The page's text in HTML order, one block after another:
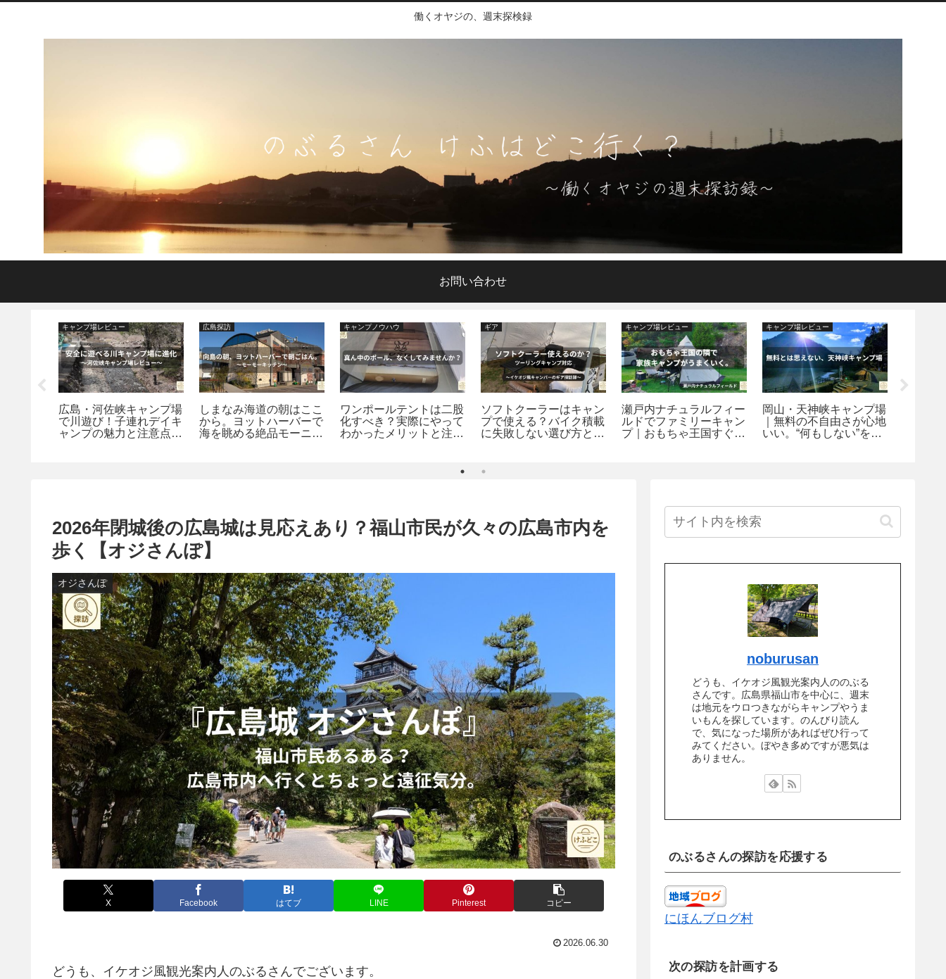
働くオヤジの、週末探検録
お問い合わせ
キャンプ場レビュー
広島・河佐峡キャンプ場
で川遊び！子連れデイキ
ャンプの魅力と注意点を
広島探訪
しまなみ海道の朝はここ
から。ヨットハーバーで
海を眺める絶品モーニン
キャンプノウハウ
ワンポールテントは二股
化すべき？実際にやって
わかったメリットと注意
ギア
ソフトクーラーはキャン
プで使える？バイク積載
に失敗しない選び方とお
キャンプ場レビュー
瀬戸内ナチュラルフィー
ルドでファミリーキャン
プ｜おもちゃ王国すぐ
キャンプ場レビュー
岡山・天神峡キャンプ場
｜無料の不自由さが心地
いい。“何もしない”を極
2026年閉城後の広島城は見応えあり？福山市民が久々の広島市内を
歩く【オジさんぽ】
オジさんぽ
X Facebook はてブ LINE Pinterest コピー
2026.06.30
どうも、イケオジ風観光案内人のぶるさんでございます。
noburusan
どうも、イケオジ風観光案内人ののぶる
さんです。広島県福山市を中心に、週末
は地元をウロつきながらキャンプやうま
いもんを探しています。のんびり読ん
で、気になった場所があればぜひ行って
みてください。ぼやき多めですが悪気は
ありません。
のぶるさんの探訪を応援する
にほんブログ村
次の探訪を計画する